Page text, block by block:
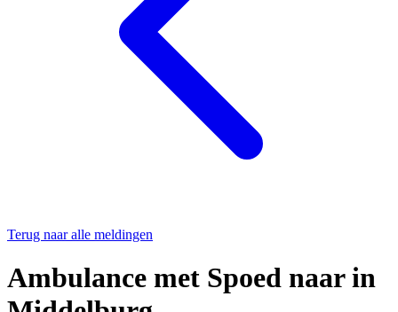
Terug naar alle meldingen
Ambulance met Spoed naar in